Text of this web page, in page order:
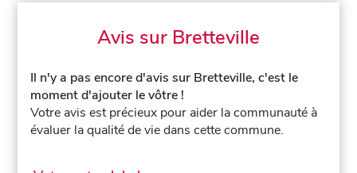
Avis sur Bretteville
Il n'y a pas encore d'avis sur Bretteville, c'est le
moment d'ajouter le vôtre !
Votre avis est précieux pour aider la communauté à
évaluer la qualité de vie dans cette commune.